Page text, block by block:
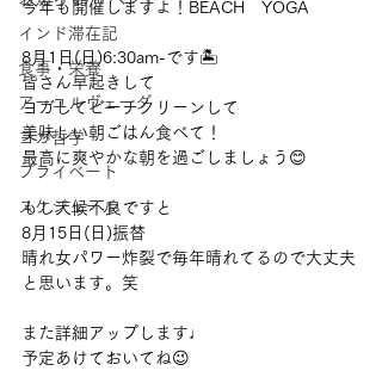
インド滞在記
食事・栄養
アーユルヴェーダ
ヨガ哲学
プライベート
スケジュール
今年も開催しますよ！BEACH　YOGA
8月1日(日)6:30am-です🏝
皆さん早起きして
ヨガしてビーチクリーンして
美味しい朝ごはん食べて！
最高に爽やかな朝を過ごしましょう😊
もし天候不良ですと
8月15日(日)振替
晴れ女パワー炸裂で毎年晴れてるので大丈夫
と思います。笑
また詳細アップします♩
予定あけておいてね😉